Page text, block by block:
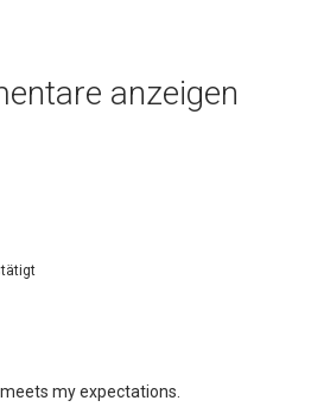
anzeigen
my expectations.